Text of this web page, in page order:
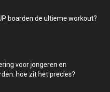
boarden de ultieme workout?
voor jongeren en
hoe zit het precies?